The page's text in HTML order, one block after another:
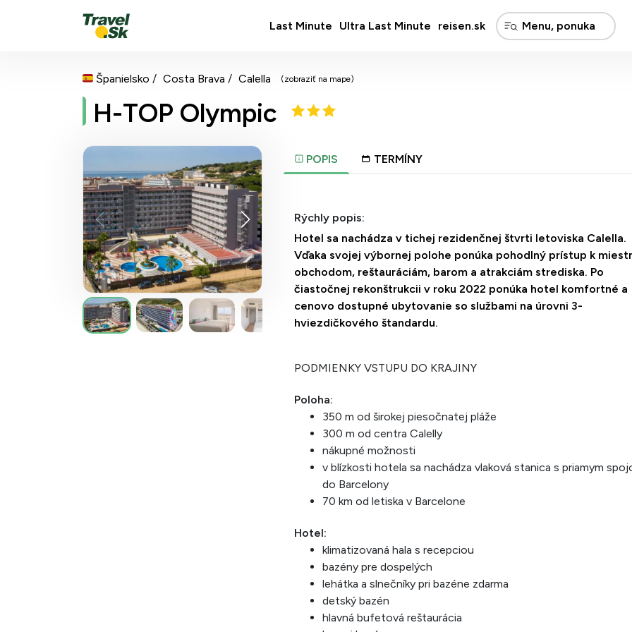
Last Minute Ultra Last Minute reisen.sk
Španielsko Costa Brava Calella (zobraziť na mape)
H-TOP Olympic
POPIS TERMÍNY
Rýchly popis:
Hotel sa nachádza v tichej rezidenčnej štvrti letoviska Calella.
Vďaka svojej výbornej polohe ponúka pohodlný prístup k
obchodom, reštauráciám, barom a atrakciám strediska. Po
čiastočnej rekonštrukcii v roku 2022 ponúka hotel komfortné a
cenovo dostupné ubytovanie so službami na úrovni 3-
hviezdičkového štandardu.
PODMIENKY VSTUPU DO KRAJINY
Poloha:
350 m od širokej piesočnatej pláže
300 m od centra Calelly
nákupné možnosti
v blízkosti hotela sa nachádza vlaková stanica s priamym
do Barcelony
70 km od letiska v Barcelone
Hotel:
klimatizovaná hala s recepciou
bazény pre dospelých
lehátka a slnečníky pri bazéne zdarma
detský bazén
hlavná bufetová reštaurácia